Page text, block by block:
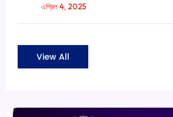
এপ্রিল 4, 2025
View All